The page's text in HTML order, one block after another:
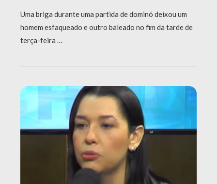
Uma briga durante uma partida de dominó deixou um
homem esfaqueado e outro baleado no fim da tarde de
terça-feira …